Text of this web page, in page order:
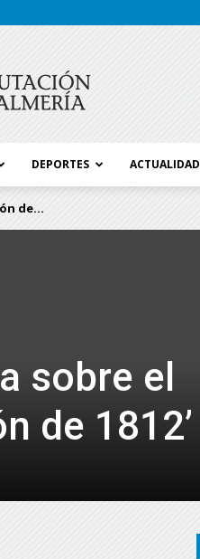
de
DEPORTES ACTUALIDAD
de...
sobre el
de 1812’